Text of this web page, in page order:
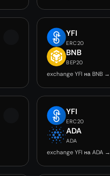
YFI
ERC20
BNB
BEP20
exchange YFI на BNB →
YFI
ERC20
ADA
ADA
exchange YFI на ADA →